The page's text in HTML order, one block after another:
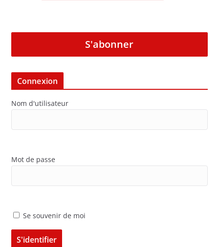
S'abonner
Connexion
Nom d'utilisateur
Mot de passe
Se souvenir de moi